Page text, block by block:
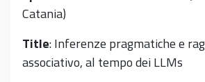
Catania)
Title: Inferenze pragmatiche e
associativo, al tempo dei LLMs